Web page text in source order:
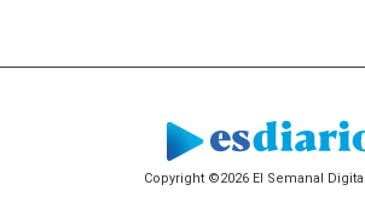
Copyright ©2026 El Semanal